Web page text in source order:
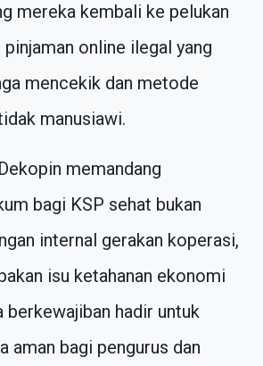
mereka kembali ke pelukan
online ilegal yang
mencekik dan metode
manusiawi.
memandang
bagi KSP sehat bukan
internal gerakan koperasi,
isu ketahanan ekonomi
berkewajiban hadir untuk
aman bagi pengurus dan